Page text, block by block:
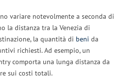
variare notevolmente a seconda di
la distanza tra la Venezia di
la quantità di beni da
richiesti. Ad esempio, un
comporta una lunga distanza da
sui costi totali.